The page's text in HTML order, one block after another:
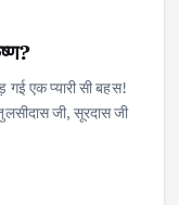
एक प्यारी सी बहस!
जी, सूरदास जी